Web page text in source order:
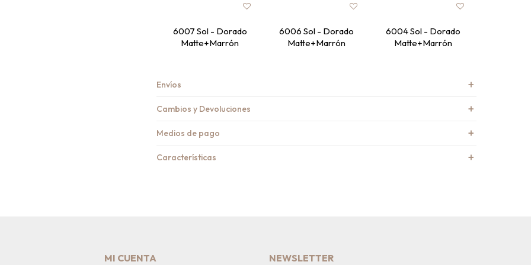
6007 Sol - Dorado
Matte+Marrón
6006 Sol - Dorado
Matte+Marrón
6004 Sol - Dorado
Matte+Marrón
Envíos
Cambios y Devoluciones
Medios de pago
Características
MI CUENTA NEWSLETTER